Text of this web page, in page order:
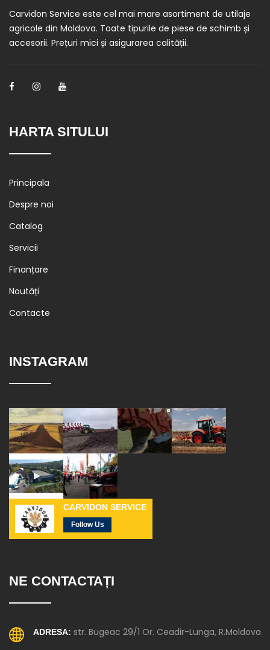
Carvidon Service este cel mai mare asortiment de utilaje
agricole din Moldova. Toate tipurile de piese de schimb și
accesorii. Prețuri mici și asigurarea calității.
HARTA SITULUI
Principala
Despre noi
Catalog
Servicii
Finanțare
Noutăți
Contacte
INSTAGRAM
CARVIDON SERVICE
Follow Us
NE CONTACTAȚI
ADRESA: str. Bugeac 29/1 Or. Ceadir-Lunga, R.Moldova